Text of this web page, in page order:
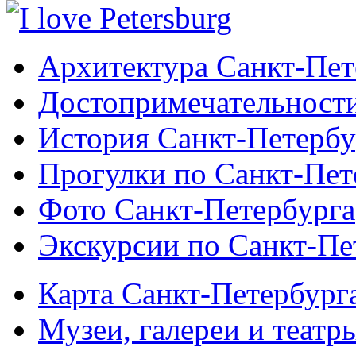
Архитектура Санкт-
История Санкт-
Прогулки по Санкт-
Фото Санкт-Петербурга
Экскурсии по Санкт-
Карта Санкт-
Музеи, галереи и